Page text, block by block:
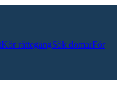
Kör rättegångSök domarFör